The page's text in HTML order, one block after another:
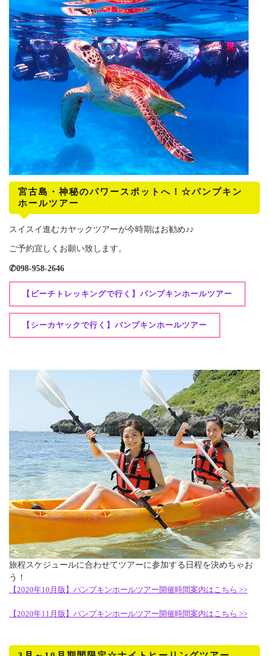
宮古島・神秘のパワースポットへ！☆パンプキン
ホールツアー
スイスイ進むカヤックツアーが今時期はお勧め♪♪
ご予約宜しくお願い致します。
✆098-958-2646
【ビーチトレッキングで行く】パンプキンホールツアー
【シーカヤックで行く】パンプキンホールツアー
旅程スケジュールに合わせてツアーに参加する日程を決めちゃお
う！
【2020年10月版】パンプキンホールツアー開催時間案内はこちら >>
【2020年11月版】パンプキンホールツアー開催時間案内はこちら >>